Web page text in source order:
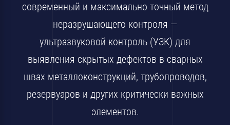
современный и максимально точный метод
неразрушающего контроля —
ультразвуковой контроль (УЗК) для
выявления скрытых дефектов в сварных
швах металлоконструкций, трубопроводов,
резервуаров и других критически важных
элементов.